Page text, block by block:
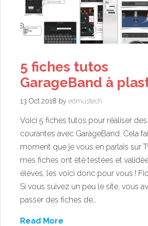
5 fiches tutos
GarageBand à
13 Oct 2018 by edmustech
Voici 5 fiches tutos pour réaliser
courantes avec GarageBand. Cela
moment que je vous en parlais sur
mes fiches ont été testées et
élèves, les voici donc pour vous !
Si vous suivez un peu le site, vous
passer des fiches de…
Read More